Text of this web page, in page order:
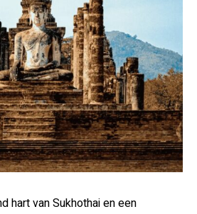
hart van Sukhothai en een